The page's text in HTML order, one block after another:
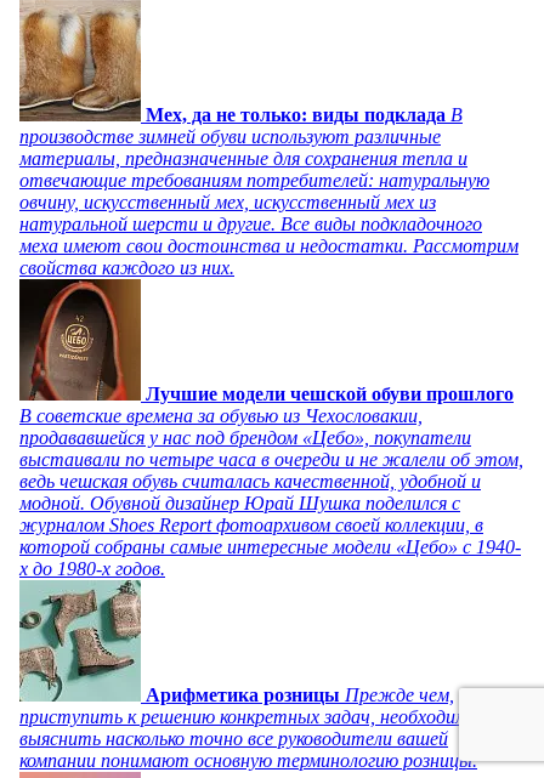
Мех, да не только: виды подклада В
производстве зимней обуви используют различные
материалы, предназначенные для сохранения тепла и
отвечающие требованиям потребителей: натуральную
овчину, искусственный мех, искусственный мех из
натуральной шерсти и другие. Все виды подкладочного
меха имеют свои достоинства и недостатки. Рассмотрим
свойства каждого из них.
Лучшие модели чешской обуви прошлого
В советские времена за обувью из Чехословакии,
продававшейся у нас под брендом «Цебо», покупатели
выстаивали по четыре часа в очереди и не жалели об этом,
ведь чешская обувь считалась качественной, удобной и
модной. Обувной дизайнер Юрай Шушка поделился с
журналом Shoes Report фотоархивом своей коллекции, в
которой собраны самые интересные модели «Цебо» с 1940-
х до 1980-х годов.
Арифметика розницы Прежде чем,
приступить к решению конкретных задач, необходимо
выяснить насколько точно все руководители вашей
компании понимают основную терминологию розницы.